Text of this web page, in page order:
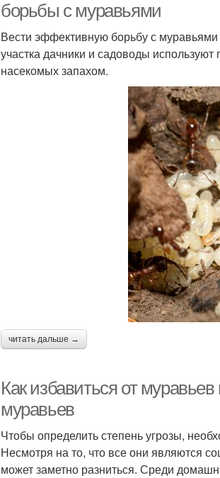
борьбы с муравьями
Вести эффективную борьбу с
участка дачники и садоводы
насекомых запахом.
читать дальше →
Как избавиться от
муравьев
Чтобы определить степень угрозы,
Несмотря на то, что все они являются
может заметно разниться. Среди